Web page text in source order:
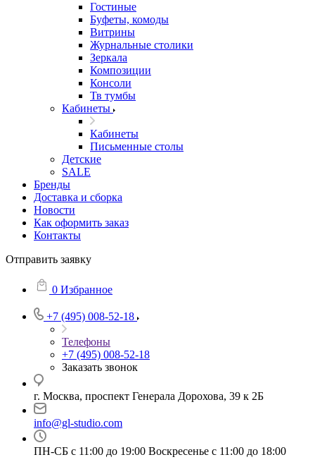
Гостиные
Буфеты, комоды
Витрины
Журнальные столики
Зеркала
Композиции
Консоли
Тв тумбы
Кабинеты
Кабинеты
Письменные столы
Детские
SALE
Бренды
Доставка и сборка
Новости
Как оформить заказ
Контакты
Отправить заявку
0 Избранное
+7 (495) 008-52-18
Телефоны
+7 (495) 008-52-18
Заказать звонок
г. Москва, проспект Генерала Дорохова, 39 к 2Б
info@gl-studio.com
ПН-СБ с 11:00 до 19:00 Воскресенье с 11:00 до 18:00